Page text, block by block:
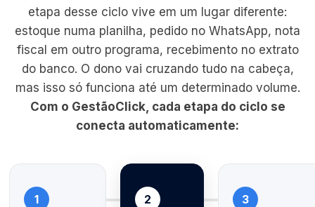
etapa desse ciclo vive em um lugar diferente:
estoque numa planilha, pedido no WhatsApp, nota
fiscal em outro programa, recebimento no extrato
do banco. O dono vai cruzando tudo na cabeça,
mas isso só funciona até um determinado volume.
Com o GestãoClick, cada etapa do ciclo se
conecta automaticamente:
1 2 3